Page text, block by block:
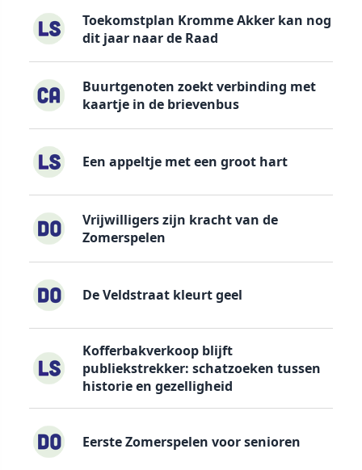
Toekomstplan Kromme Akker kan nog
dit jaar naar de Raad
Buurtgenoten zoekt verbinding met
kaartje in de brievenbus
Een appeltje met een groot hart
Vrijwilligers zijn kracht van de
Zomerspelen
De Veldstraat kleurt geel
Kofferbakverkoop blijft
publiekstrekker: schatzoeken tussen
historie en gezelligheid
Eerste Zomerspelen voor senioren